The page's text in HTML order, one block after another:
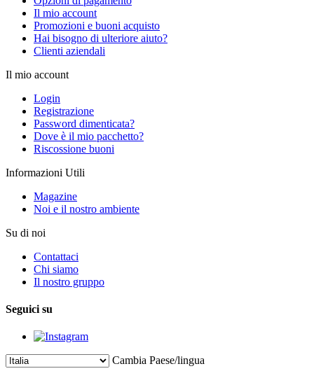
Il mio account
Promozioni e buoni acquisto
Hai bisogno di ulteriore aiuto?
Clienti aziendali
Il mio account
Login
Registrazione
Password dimenticata?
Dove è il mio pacchetto?
Riscossione buoni
Informazioni Utili
Magazine
Noi e il nostro ambiente
Su di noi
Contattaci
Chi siamo
Il nostro gruppo
Seguici su
Cambia Paese/lingua